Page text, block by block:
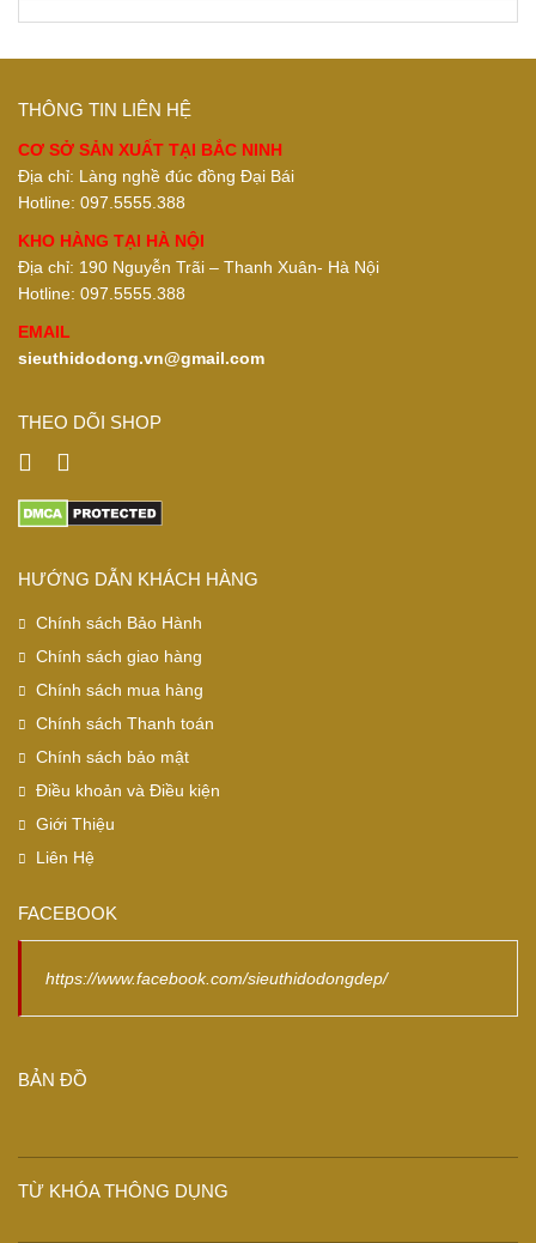
THÔNG TIN LIÊN HỆ
CƠ SỞ SẢN XUẤT TẠI BẮC NINH
Địa chỉ: Làng nghề đúc đồng Đại Bái
Hotline: 097.5555.388
KHO HÀNG TẠI HÀ NỘI
Địa chỉ: 190 Nguyễn Trãi – Thanh Xuân- Hà Nội
Hotline: 097.5555.388
EMAIL
sieuthidodong.vn@gmail.com
THEO DÕI SHOP
HƯỚNG DẪN KHÁCH HÀNG
Chính sách Bảo Hành
Chính sách giao hàng
Chính sách mua hàng
Chính sách Thanh toán
Chính sách bảo mật
Điều khoản và Điều kiện
Giới Thiệu
Liên Hệ
FACEBOOK
https://www.facebook.com/sieuthidodongdep/
BẢN ĐỒ
TỪ KHÓA THÔNG DỤNG